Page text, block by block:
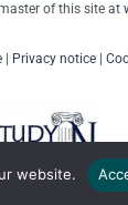
of this site at
| Privacy notice|
website.